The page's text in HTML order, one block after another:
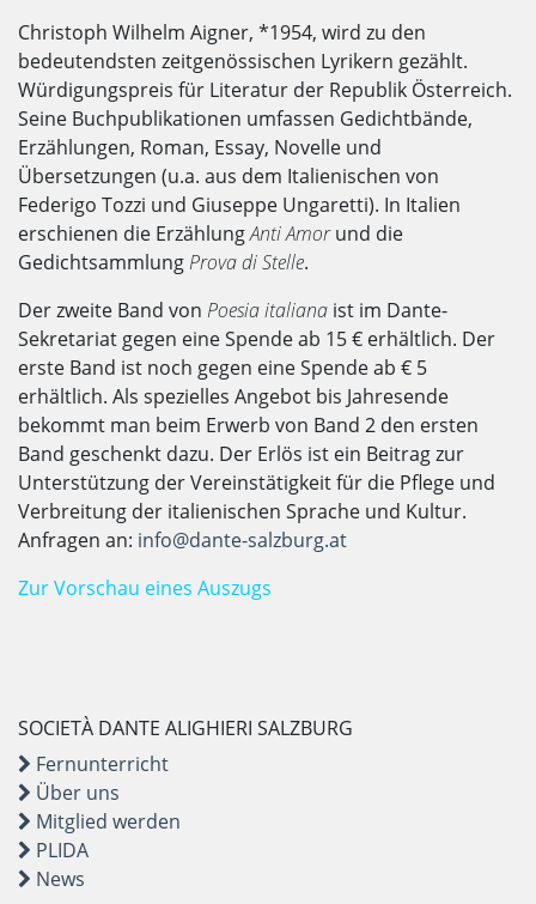
SOCIETÀ DANTE ALIGHIERI SALZBURG
Fernunterricht
Über uns
Mitglied werden
PLIDA
News
Christoph Wilhelm Aigner, *1954, wird zu den
bedeutendsten zeitgenössischen Lyrikern gezählt.
Würdigungspreis für Literatur der Republik Österreich.
Seine Buchpublikationen umfassen Gedichtbände,
Erzählungen, Roman, Essay, Novelle und
Übersetzungen (u.a. aus dem Italienischen von
Federigo Tozzi und Giuseppe Ungaretti). In Italien
erschienen die ErzählungAnti Amorund die
Gedichtsammlung Prova di Stelle.
Der zweite Band von Poesia italiana ist im Dante-
Sekretariat gegen eine Spende ab 15 € erhältlich. Der
erste Band ist noch gegen eine Spende ab € 5
erhältlich. Als spezielles Angebot bis Jahresende
bekommt man beim Erwerb von Band 2 den ersten
Band geschenkt dazu. Der Erlös ist ein Beitrag zur
Unterstützung der Vereinstätigkeit für die Pflege und
Verbreitung der italienischen Sprache und Kultur.
Anfragen an: info@dante-salzburg.at
Zur Vorschau eines Auszugs